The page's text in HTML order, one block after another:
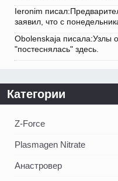
Ieronim
заявил, что с
Obolenskaja писала:Узлы
"постеснялась" здесь.
Категории
Z-Force
Plasmagen Nitrate
Анастровер